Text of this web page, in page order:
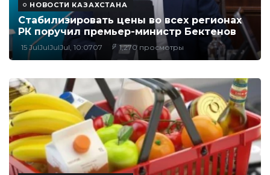
НОВОСТИ КАЗАХСТАНА
Стабилизировать цены во всех регионах
РК поручил премьер-министр Бектенов
15 JulJulJulJul, 10:0707 1,270 просмотры